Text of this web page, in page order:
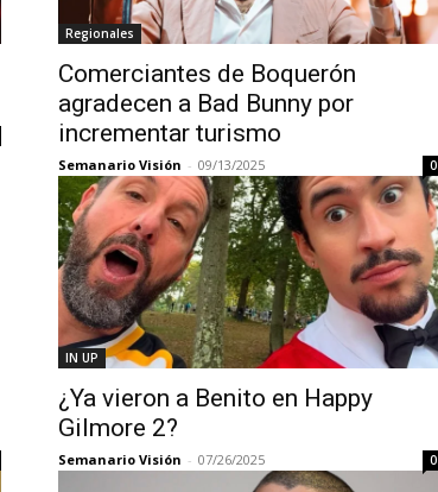
Regionales
Comerciantes de Boquerón
agradecen a Bad Bunny por
incrementar turismo
Semanario Visión - 09/13/2025 0
IN UP
¿Ya vieron a Benito en Happy
Gilmore 2?
Semanario Visión - 07/26/2025 0